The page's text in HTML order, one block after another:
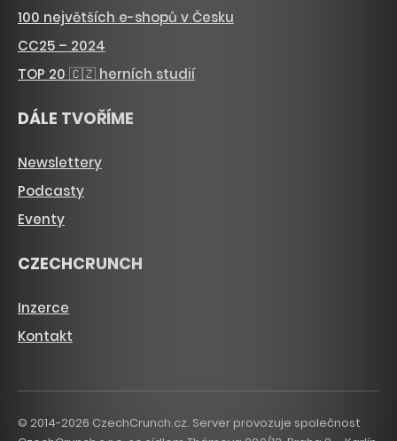
100 největších e-shopů v Česku
CC25 – 2024
TOP 20 🇨🇿 herních studií
DÁLE TVOŘÍME
Newslettery
Podcasty
Eventy
CZECHCRUNCH
Inzerce
Kontakt
© 2014-2026 CzechCrunch.cz. Server provozuje společnost